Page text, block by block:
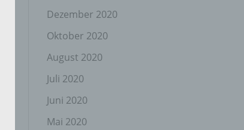
Dezember 2020
Oktober 2020
August 2020
Juli 2020
Juni 2020
Mai 2020